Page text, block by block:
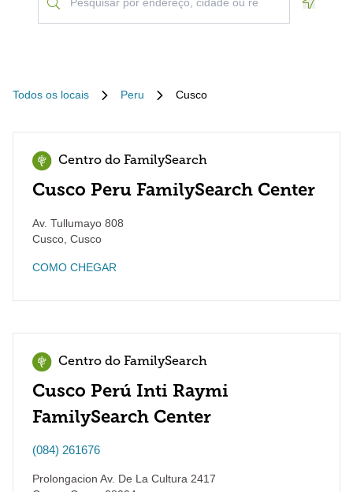
Todos os locais Peru Cusco
Centro do FamilySearch
Cusco Peru FamilySearch Center
Av. Tullumayo 808
Cusco Cusco
COMO CHEGAR
Centro do FamilySearch
Cusco Perú Inti Raymi
FamilySearch Center
(084) 261676
Prolongacion Av. De La Cultura 2417